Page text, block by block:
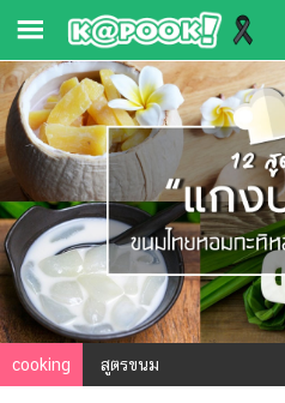
ข่าว-
ความ
รู้
ข่าว
ข่าว
บันเทิง
ตรวจ
หวย
cooking สูตรขนม